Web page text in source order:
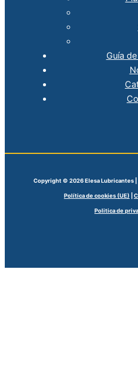
Guía
Copyright © 2026 Elesa Lubricantes |
Política de cookies (UE)
Politica de